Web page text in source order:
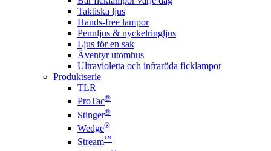
Taktiska ljus
Hands-free lampor
Pennljus & nyckelringljus
Ljus för en sak
Äventyr utomhus
Ultravioletta och infraröda ficklampor
Produktserie
TLR
ProTac®
Stinger®
Wedge®
Stream™